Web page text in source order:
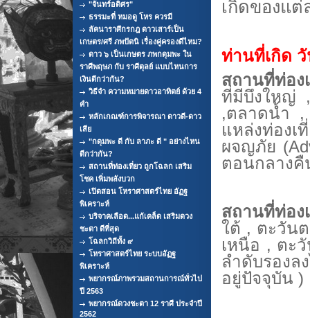
"จันทร์อดิศร"
ธรรมะที่ หมอดู โหร ควรมี
ลัคนาราศีกรกฎ ดาวเสาร์เป็น
เกษตร/ศรี ภพปัตนิ เรื่องคู่ครองดีไหม?
ดาว ๖ เป็นเกษตร ภพกดุมพะ ใน
ราศีพฤษภ กับ ราศีตุลย์ แบบไหนการ
เงินดีกว่ากัน?
วิธีจำ ความหมายดาวอาทิตย์ ด้วย 4
คำ
หลักเกณฑ์การพิจารณา ดาวดี-ดาว
เสีย
"กดุมพะ ดี กับ ลาภะ ดี " อย่างไหน
ดีกว่ากัน?
สถานที่ท่องเที่ยว ถูกโฉลก เสริม
โชค เพิ่มพลังบวก
เปิดสอน โหราศาสตร์ไทย อัฏฐ
พิเคราะห์
บริจาคเลือด...แก้เคล็ด เสริมดวง
ชะตา ดีที่สุด
โฉลกวิถีทั้ง ๙
โหราศาสตร์ไทย ระบบอัฏฐ
พิเคราะห์
พยากรณ์ภาพรวมสถานการณ์ทั่วไป
ปี 2563
พยากรณ์ดวงชะตา 12 ราศี ประจำปี
2562
เกิดของแ
ท่านที่เกิด
สถานที่ท่อง
ที่มีบึงใหญ่
,ตลาดน้ำ
แหล่งท่องเ
ผจญภัย (
ตอนกลางคื
สถานที่ท่อง
ใต้ , ตะวัน
เหนือ , ตะ
ลำดับรองล
อยู่ปัจจุบัน )